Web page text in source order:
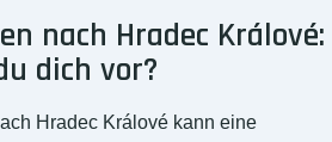
nach Hradec Králové:
dich vor?
Hradec Králové kann eine